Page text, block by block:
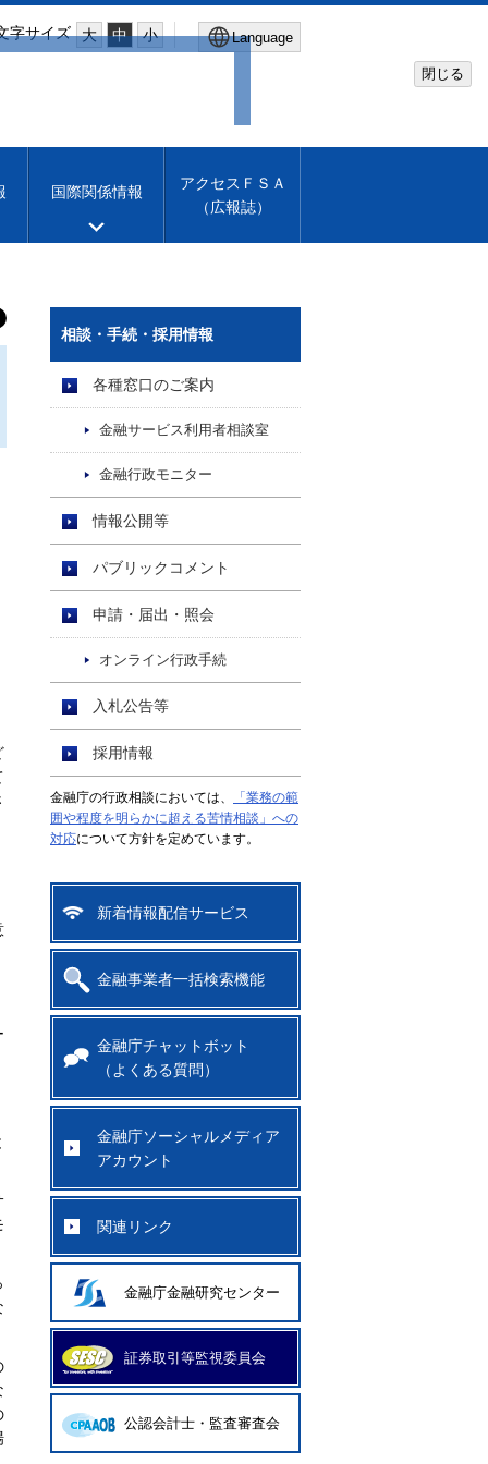
字サイズ 大 中 小 Language
Machine translation
閉じる
国際関係情報
アクセスＦＳＡ
（広報誌）
相談・手続・採用情報
各種窓口のご案内
金融サービス利用者相談室
金融行政モニター
情報公開等
パブリックコメント
申請・届出・照会
オンライン行政手続
入札公告等
採用情報
金融庁の行政相談においては、
「業務の範
囲や程度を明らかに超える苦情相談」への
対応について方針を定めています。
新着情報配信サービス
金融事業者一括検索機能
金融庁チャットボット
（よくある質問）
金融庁ソーシャルメディア
アカウント
関連リンク
金融庁金融研究センター
証券取引等監視委員会
公認会計士・監査審査会